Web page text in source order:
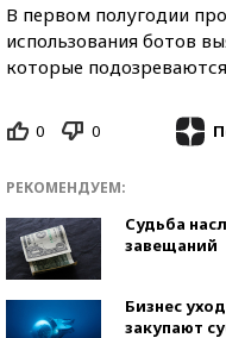
В первом полугодии
использования ботов
которые
0 0
РЕКОМЕНДУЕМ:
Судьба
завещаний
Бизнес
закупают